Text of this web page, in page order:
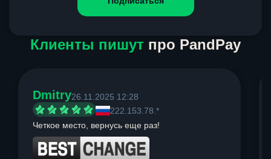
Клиенты пишут про PandPay
Dmitry26.11.2025 12:28
222.153.78.*
Четкое место, вернусь еще раз!